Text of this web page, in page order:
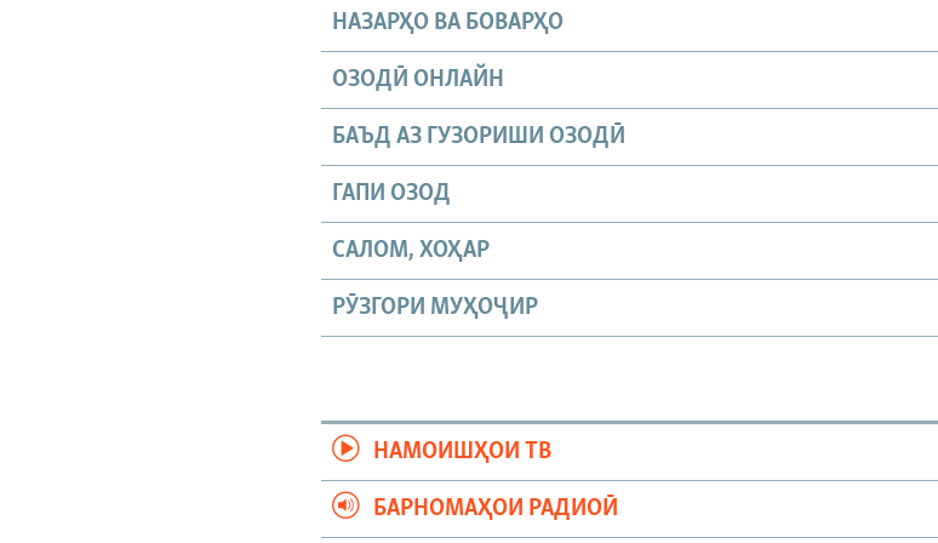
НАЗАРҲО ВА БОВАРҲО
ОЗОДӢ ОНЛАЙН
БАЪД АЗ ГУЗОРИШИ ОЗОДӢ
ГАПИ ОЗОД
САЛОМ, ХОҲАР
РӮЗГОРИ МУҲОҶИР
НАМОИШҲОИ ТВ
БАРНОМАҲОИ РАДИОӢ